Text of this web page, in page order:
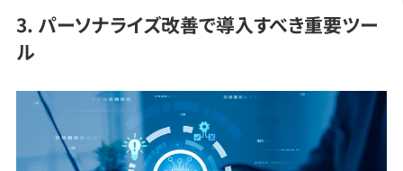
3. パーソナライズ改善で導入すべき重要ツー
ル